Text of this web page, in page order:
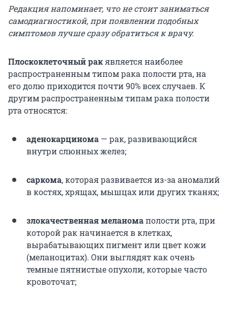
Редакция напоминает, что не стоит заниматься
самодиагностикой, при появлении подобных
симптомов лучше сразу обратиться к врачу.
Плоскоклеточный рак является наиболее
распространенным типом рака полости рта, на
его долю приходится почти 90% всех случаев. К
другим распространенным типам рака полости
рта относятся:
аденокарцинома — рак, развивающийся
внутри слюнных желез;
саркома, которая развивается из-за аномалий
в костях, хрящах, мышцах или других тканях;
злокачественная меланомаполости рта, при
которой рак начинается в клетках,
вырабатывающих пигмент или цвет кожи
(меланоцитах). Они выглядят как очень
темные пятнистые опухоли, которые часто
кровоточат;